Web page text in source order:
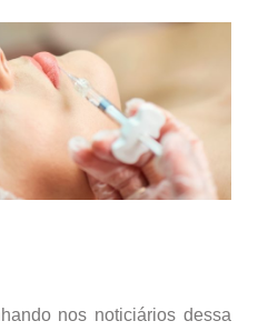
nos noticiários dessa